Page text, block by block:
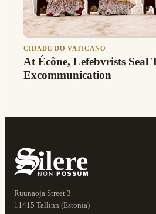
CIDADE DO VATICANO
At Écône, Lefebvrists Seal
Excommunication
Ruunaoja Street 3
11415 Tallinn (Estonia)